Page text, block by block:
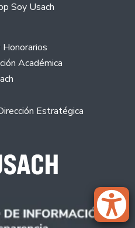
Soy Usach
Académica
Estratégica